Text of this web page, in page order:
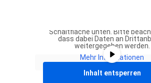
Schaltfläche unten. Bitte
dass dabei Daten an
weitergegeben werden.
Mehr Informationen
Inhalt entsperren